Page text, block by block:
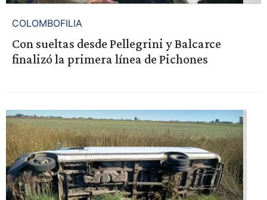
COLOMBOFILIA
Con sueltas desde Pellegrini y Balcarce
finalizó la primera línea de Pichones